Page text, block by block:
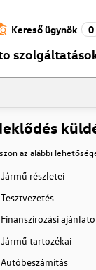
Kereső ügynök 0
az alábbi
Jármű részletei
Tesztvezetés
Finanszírozási
Jármű tartozékai
Autóbeszámítás